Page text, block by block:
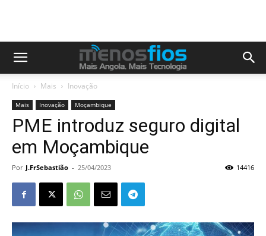
Início Mais Inovação
Mais Inovação Moçambique
PME introduz seguro digital
em Moçambique
Por J.FrSebastião - 25/04/2023 14416